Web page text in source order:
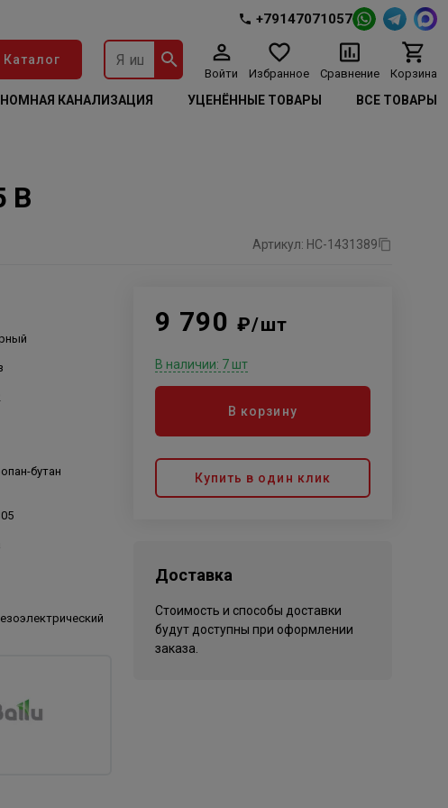
+79147071057
Каталог
Войти Избранное Сравнение Корзина
КАНАЛИЗАЦИЯ УЦЕНЁННЫЕ ТОВАРЫ ВСЕ ТОВАРЫ
B
Артикул: НС-1431389
бутан
9 790 ₽/шт
В наличии: 7 шт
В корзину
Купить в один клик
Доставка
Стоимость и способы доставки
будут доступны при оформлении
заказа.